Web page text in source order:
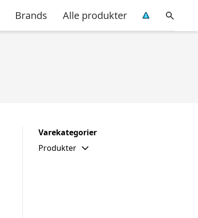
Brands Alle produkter
Varekategorier
Produkter